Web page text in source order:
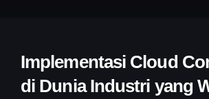
Implementasi Cloud
di Dunia Industri yang